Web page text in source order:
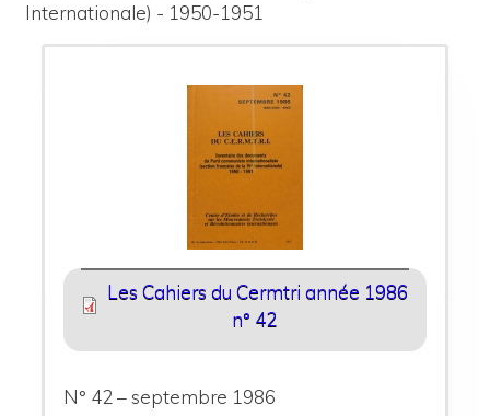
Internationale) - 1950-1951
Les Cahiers du Cermtri année 1986
n° 42
N° 42 – septembre 1986